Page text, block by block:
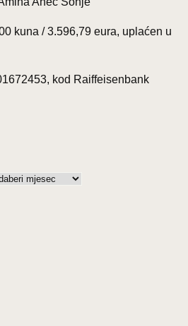
kuna / 3.596,79 eura, uplaćen u
kod Raiffeisenbank